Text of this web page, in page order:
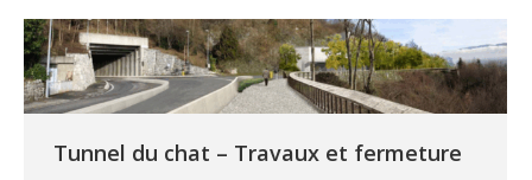
Tunnel du chat – Travaux et fermeture